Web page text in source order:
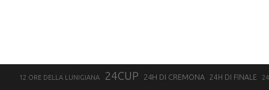
12 ORE DELLA LUNIGIANA 24CUP 24H DI CREMONA 24H DI FINALE